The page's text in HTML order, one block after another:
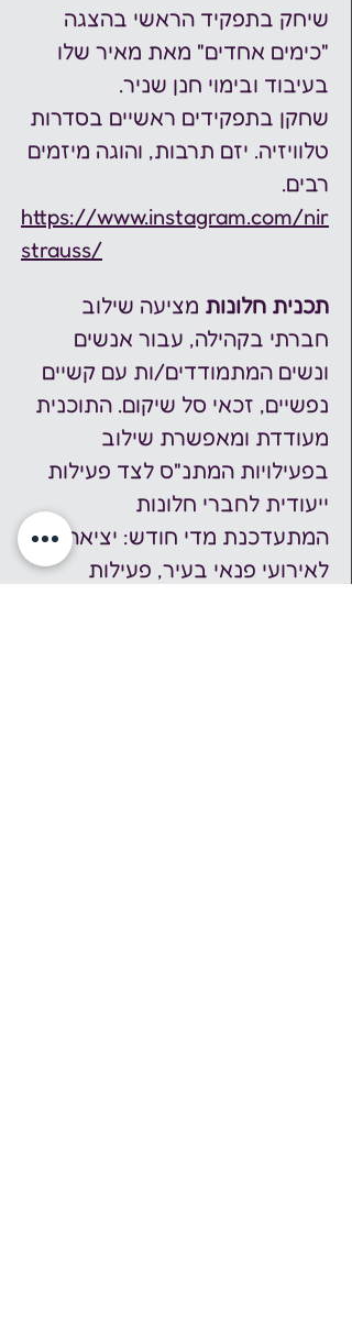
שיחק בתפקיד הראשי בהצגה
"כימים אחדים" מאת מאיר שלו
בעיבוד ובימוי חנן שניר.
שחקן בתפקידים ראשיים בסדרות
טלוויזיה. יזם תרבות, והוגה מיזמים
רבים.
https://www.instagram.com/nir
strauss/
תכנית חלונות מציעה שילוב
חברתי בקהילה, עבור אנשים
ונשים המתמודדים/ות עם קשיים
נפשיים, זכאי סל שיקום. התוכנית
מעודדת ומאפשרת שילוב
בפעילויות המתנ"ס לצד פעילות
ייעודית לחברי חלונות
המתעדכנת מדי חודש: יציאה
לאירועי פנאי בעיר, פעילות